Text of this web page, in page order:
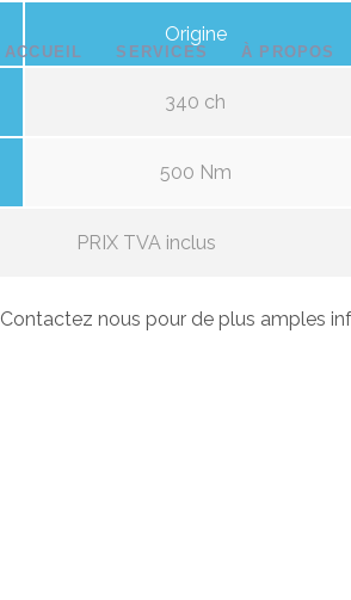
ACCUEIL SERVICES À PROPOS
Origine
340 ch
500 Nm
PRIX TVA inclus
Contactez nous pour de plus amples